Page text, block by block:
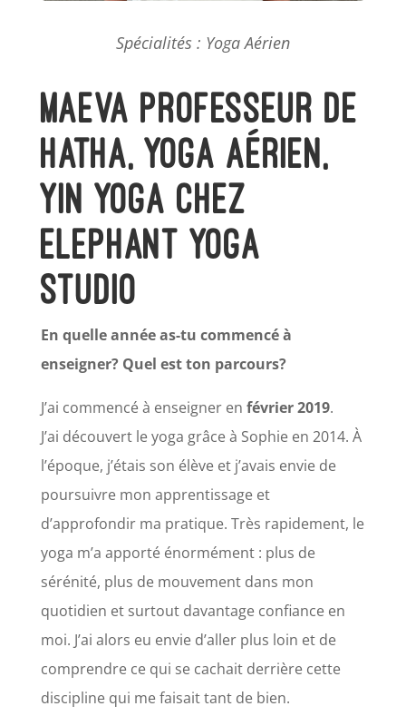
Spécialités : Yoga Aérien
Maeva professeur de
Hatha, Yoga Aérien,
Yin Yoga chez
Elephant Yoga
Studio
En quelle année as-tu commencé à
enseigner? Quel est ton parcours?
J’ai commencé à enseigner en février 2019.
J’ai découvert le yoga grâce à Sophie en 2014. À
l’époque, j’étais son élève et j’avais envie de
poursuivre mon apprentissage et
d’approfondir ma pratique. Très rapidement, le
yoga m’a apporté énormément : plus de
sérénité, plus de mouvement dans mon
quotidien et surtout davantage confiance en
moi. J’ai alors eu envie d’aller plus loin et de
comprendre ce qui se cachait derrière cette
discipline qui me faisait tant de bien.